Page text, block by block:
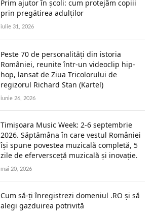
Prim ajutor în școli: cum protejăm copiii
prin pregătirea adulților
iulie 31, 2026
Peste 70 de personalități din istoria
României, reunite într-un videoclip hip-
hop, lansat de Ziua Tricolorului de
regizorul Richard Stan (Kartel)
iunie 26, 2026
Timișoara Music Week: 2-6 septembrie
2026. Săptămâna în care vestul României
își spune povestea muzicală completă, 5
zile de eferversceță muzicală și inovație.
mai 20, 2026
Cum să-ți înregistrezi domeniul .RO și să
alegi gazduirea potrivită